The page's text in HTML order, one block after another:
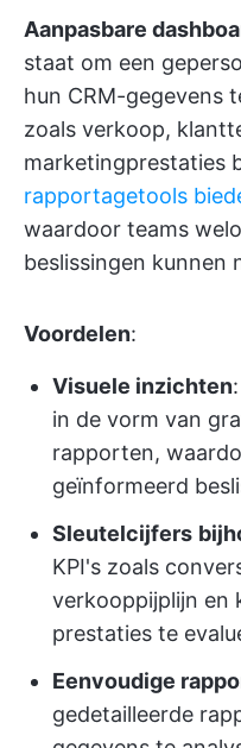
Aanpasbare
staat om een
hun CRM-gegevens
zoals verkoop,
marketingprestaties
rapportagetools
waardoor teams
beslissingen kunnen
Voordelen:
Visuele inzichten
in de vorm van
rapporten,
geïnformeerd
Sleutelcijfers
KPI's zoals
verkooppijplijn en
prestaties te
Eenvoudige
gedetailleerde